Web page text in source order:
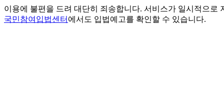
이용에 불편을 드려 대단히 죄송합니다. 서비스가 일시적으로
국민참여입법센터 에서도 입법예고를 확인할 수 있습니다.